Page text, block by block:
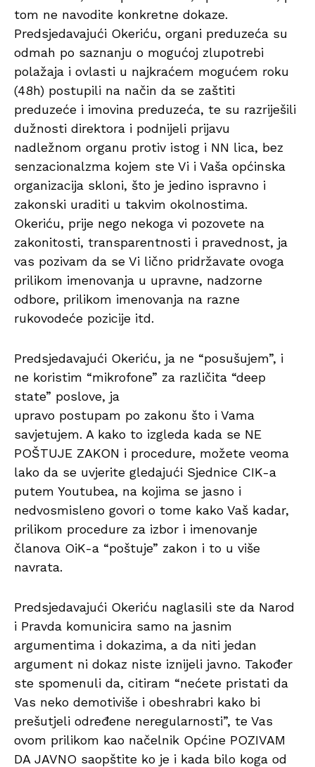
tom ne navodite konkretne dokaze.
Predsjedavajući Okeriću, organi preduzeća su
odmah po saznanju o mogućoj zlupotrebi
polažaja i ovlasti u najkraćem mogućem roku
(48h) postupili na način da se zaštiti
preduzeće i imovina preduzeća, te su razriješili
dužnosti direktora i podnijeli prijavu
nadležnom organu protiv istog i NN lica, bez
senzacionalzma kojem ste Vi i Vaša općinska
organizacija skloni, što je jedino ispravno i
zakonski uraditi u takvim okolnostima.
Okeriću, prije nego nekoga vi pozovete na
zakonitosti, transparentnosti i pravednost, ja
vas pozivam da se Vi lično pridržavate ovoga
prilikom imenovanja u upravne, nadzorne
odbore, prilikom imenovanja na razne
rukovodeće pozicije itd.
Predsjedavajući Okeriću, ja ne “posušujem”, i
ne koristim “mikrofone” za različita “deep
state” poslove, ja
upravo postupam po zakonu što i Vama
savjetujem. A kako to izgleda kada se NE
POŠTUJE ZAKON i procedure, možete veoma
lako da se uvjerite gledajući Sjednice CIK-a
putem Youtubea, na kojima se jasno i
nedvosmisleno govori o tome kako Vaš kadar,
prilikom procedure za izbor i imenovanje
članova OiK-a “poštuje” zakon i to u više
navrata.
Predsjedavajući Okeriću naglasili ste da Narod
i Pravda komunicira samo na jasnim
argumentima i dokazima, a da niti jedan
argument ni dokaz niste iznijeli javno. Također
ste spomenuli da, citiram “nećete pristati da
Vas neko demotiviše i obeshrabri kako bi
prešutjeli određene neregularnosti”, te Vas
ovom prilikom kao načelnik Općine POZIVAM
DA JAVNO saopštite ko je i kada bilo koga od